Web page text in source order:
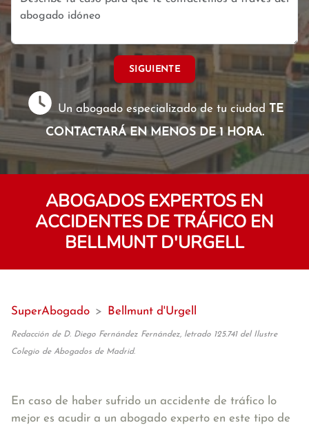
SIGUIENTE
Un abogado especializado de tu ciudad TE
CONTACTARÁ EN MENOS DE 1 HORA.
ABOGADOS EXPERTOS EN
ACCIDENTES DE TRÁFICO EN
BELLMUNT D'URGELL
SuperAbogado > Bellmunt d'Urgell
Redacción de D. Diego Fernández Fernández, letrado 125.741 del Ilustre
Colegio de Abogados de Madrid.
En caso de haber sufrido un accidente de tráfico lo
mejor es acudir a un abogado experto en este tipo de